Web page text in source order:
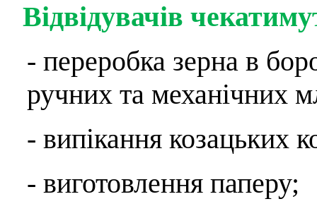
Відвідувачів
- переробка зерна в
ручних та механічних
- випікання козацьких
- виготовлення паперу;